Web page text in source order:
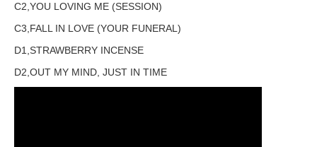
C2,YOU LOVING ME (SESSION)
C3,FALL IN LOVE (YOUR FUNERAL)
D1,STRAWBERRY INCENSE
D2,OUT MY MIND, JUST IN TIME